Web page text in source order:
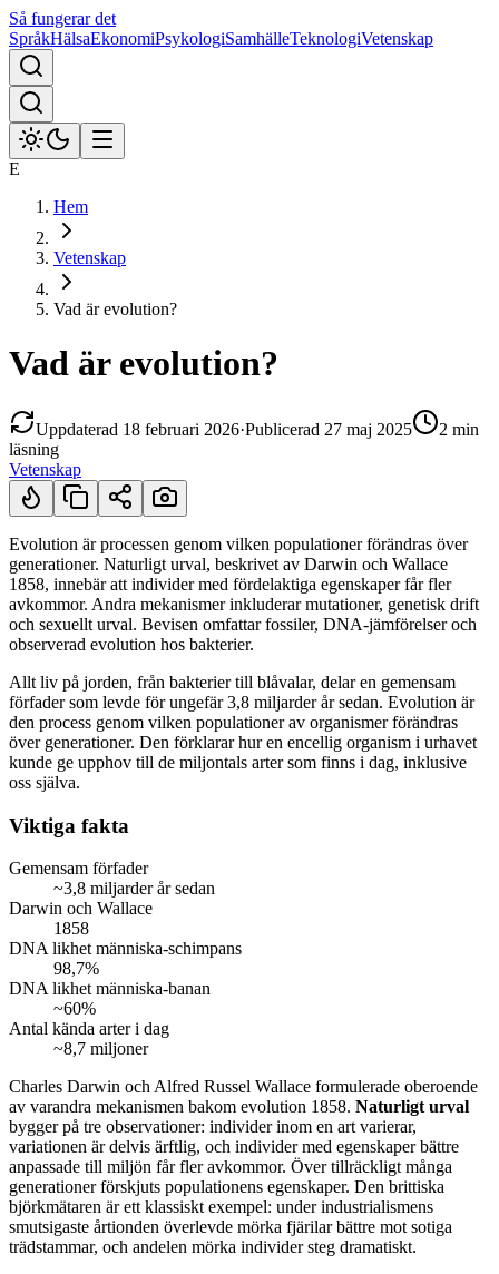
Så fungerar det
SpråkHälsaEkonomiPsykologiSamhälleTeknologiVetenskap
E
Hem
Vetenskap
Vad är evolution?
Vad är evolution?
Uppdaterad 18 februari 2026·Publicerad 27 maj 2025
2 min
läsning
Vetenskap
Kort svar
Evolution är processen genom vilken populationer förändras över
generationer. Naturligt urval, beskrivet av Darwin och Wallace
1858, innebär att individer med fördelaktiga egenskaper får fler
avkommor. Andra mekanismer inkluderar mutationer, genetisk drift
och sexuellt urval. Bevisen omfattar fossiler, DNA-jämförelser och
observerad evolution hos bakterier.
Allt liv på jorden, från bakterier till blåvalar, delar en gemensam
förfader som levde för ungefär 3,8 miljarder år sedan. Evolution är
den process genom vilken populationer av organismer förändras
över generationer. Den förklarar hur en encellig organism i urhavet
kunde ge upphov till de miljontals arter som finns i dag, inklusive
oss själva.
Viktiga fakta
Gemensam förfader
~3,8 miljarder år sedan
Darwin och Wallace
1858
DNA likhet människa-schimpans
98,7%
DNA likhet människa-banan
~60%
Antal kända arter i dag
~8,7 miljoner
Charles Darwin och Alfred Russel Wallace formulerade oberoende
av varandra mekanismen bakom evolution 1858. Naturligt urval
bygger på tre observationer: individer inom en art varierar,
variationen är delvis ärftlig, och individer med egenskaper bättre
anpassade till miljön får fler avkommor. Över tillräckligt många
generationer förskjuts populationens egenskaper. Den brittiska
björkmätaren är ett klassiskt exempel: under industrialismens
smutsigaste årtionden överlevde mörka fjärilar bättre mot sotiga
trädstammar, och andelen mörka individer steg dramatiskt.